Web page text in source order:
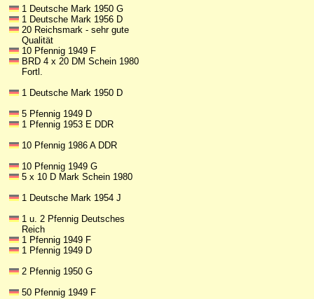
1 Deutsche Mark 1950 G
1 Deutsche Mark 1956 D
20 Reichsmark - sehr gute
Qualität
10 Pfennig 1949 F
BRD 4 x 20 DM Schein 1980
Fortl.
1 Deutsche Mark 1950 D
5 Pfennig 1949 D
1 Pfennig 1953 E DDR
10 Pfennig 1986 A DDR
10 Pfennig 1949 G
5 x 10 D Mark Schein 1980
1 Deutsche Mark 1954 J
1 u. 2 Pfennig Deutsches
Reich
1 Pfennig 1949 F
1 Pfennig 1949 D
2 Pfennig 1950 G
50 Pfennig 1949 F